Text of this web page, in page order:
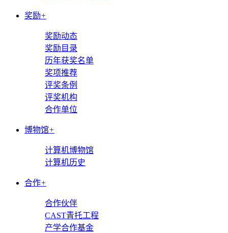
奖励+
奖励动态
奖励目录
历年获奖名单
奖项推荐
评奖条例
评奖机构
合作单位
博物馆+
计算机博物馆
计算机历史
合作+
合作伙伴
CAST青托工程
产学合作基金